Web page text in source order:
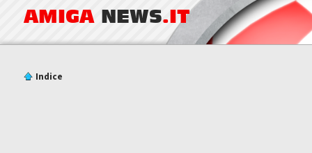
AMIGA NEWS.IT
Indice